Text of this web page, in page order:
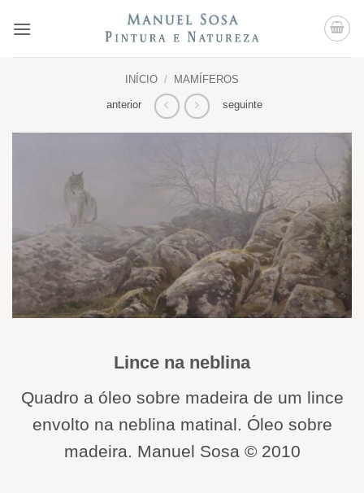
INÍCIO / MAMÍFEROS
anterior seguinte
Lince na neblina
Quadro a óleo sobre madeira de um lince
envolto na neblina matinal. Óleo sobre
madeira. Manuel Sosa © 2010